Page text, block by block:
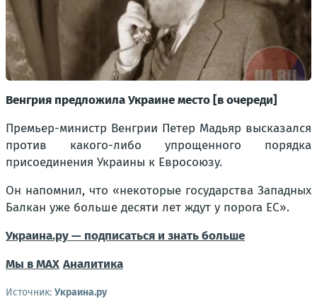
Венгрия предложила Украине место [в очереди]
Премьер-министр Венгрии Петер Мадьяр высказался
против какого-либо упрощенного порядка
присоединения Украины к Евросоюзу.
Он напомнил, что «некоторые государства Западных
Балкан уже больше десяти лет ждут у порога ЕС».
Украина.ру — подписаться и знать больше
Мы в MAX Аналитика
Источник: Украина.ру